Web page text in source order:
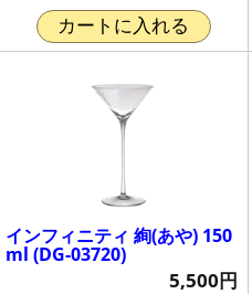
カートに入れる
インフィニティ 絢(あや) 150
ml (DG-03720)
5,500円